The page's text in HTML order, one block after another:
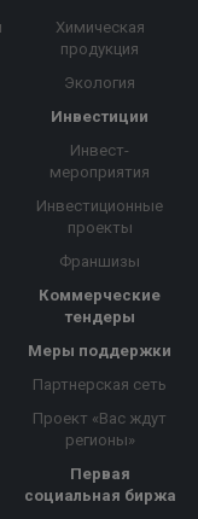
Химическая
продукция
Экология
Инвестиции
Инвест-
мероприятия
Инвестиционные
проекты
Франшизы
Коммерческие
тендеры
Меры поддержки
Партнерская сеть
Проект «Вас ждут
регионы»
Первая
социальная биржа